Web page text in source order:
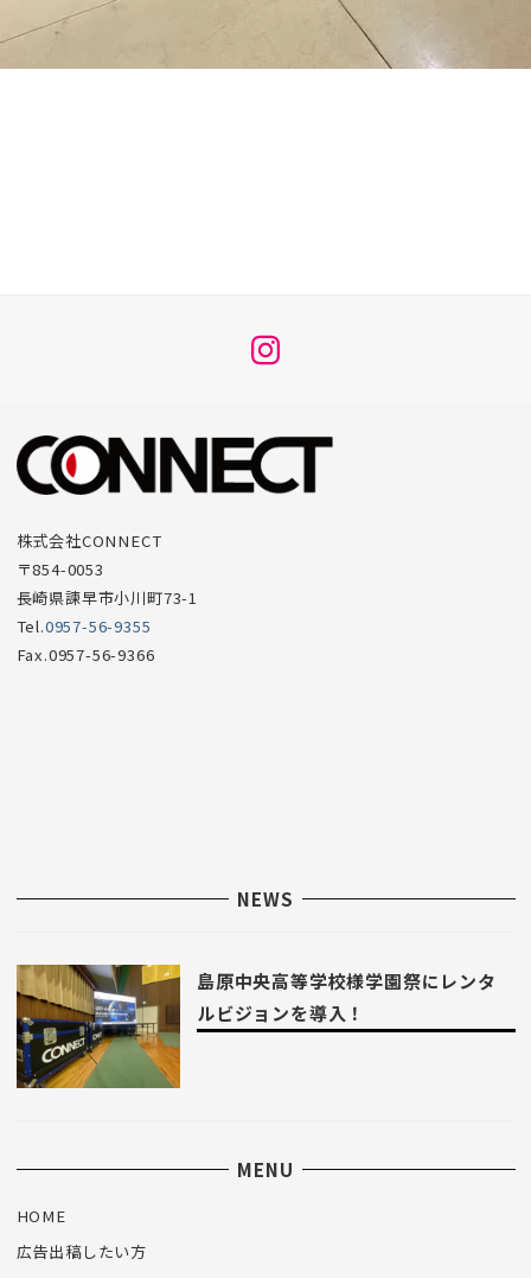
メ
ー
項
株式会社CONNECT
〒854-0053
長崎県諫早市小川町73-1
Tel.0957-56-9355
Fax.0957-56-9366
NEWS
島原中央高等学校様学園祭にレンタ
ルビジョンを導入！
MENU
HOME
広告出稿したい方